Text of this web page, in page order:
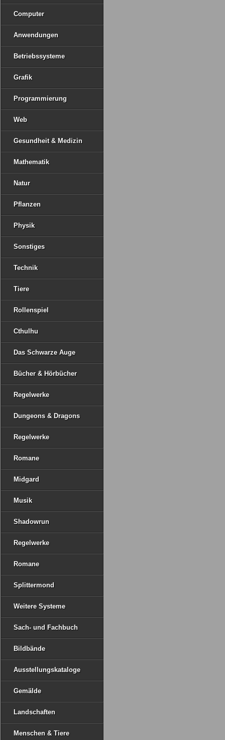
Computer
Anwendungen
Betriebssysteme
Grafik
Programmierung
Web
Gesundheit & Medizin
Mathematik
Natur
Pflanzen
Physik
Sonstiges
Technik
Tiere
Rollenspiel
Cthulhu
Das Schwarze Auge
Bücher & Hörbücher
Regelwerke
Dungeons & Dragons
Regelwerke
Romane
Midgard
Musik
Shadowrun
Regelwerke
Romane
Splittermond
Weitere Systeme
Sach- und Fachbuch
Bildbände
Ausstellungskataloge
Gemälde
Landschaften
Menschen & Tiere